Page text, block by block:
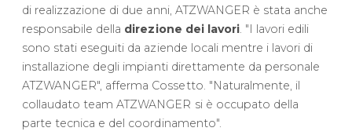
di realizzazione di due anni, ATZWANGER è stata anche
responsabile della direzione dei lavori. "I lavori edili
sono stati eseguiti da aziende locali mentre i lavori di
installazione degli impianti direttamente da personale
ATZWANGER", afferma Cossetto. "Naturalmente, il
collaudato team ATZWANGER si è occupato della
parte tecnica e del coordinamento".